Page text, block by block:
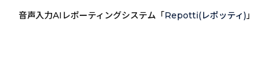
音声入力AIレポーティングシステム「Repotti(レポッティ) 」